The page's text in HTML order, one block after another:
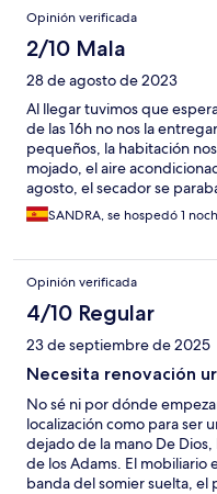
Opinión verificada
2/10 Mala
28 de agosto de 2023
Al llegar tuvimos que
de las 16h no nos la
pequeños, la habitación
mojado, el aire
agosto, el secador se
auténtico KAOS, lo único
mujeres mayores que
SANDRA, se hospedó 1
Opinión verificada
4/10 Regular
23 de septiembre de 2025
Necesita renovación
No sé ni por dónde
localización como para ser
dejado de la mano De
de los Adams. El mobiliario
banda del somier suelta,